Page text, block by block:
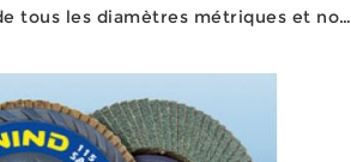
tous les diamètres métriques et non